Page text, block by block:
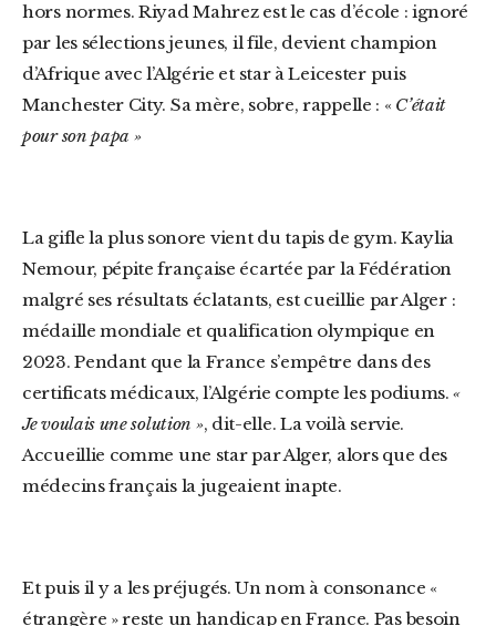
hors normes. Riyad Mahrez est le cas d’école : ignoré
par les sélections jeunes, il file, devient champion
d’Afrique avec l’Algérie et star à Leicester puis
Manchester City. Sa mère, sobre, rappelle : « C’était
pour son papa »
La gifle la plus sonore vient du tapis de gym. Kaylia
Nemour, pépite française écartée par la Fédération
malgré ses résultats éclatants, est cueillie par Alger :
médaille mondiale et qualification olympique en
2023. Pendant que la France s’empêtre dans des
certificats médicaux, l’Algérie compte les podiums.«
Je voulais une solution », dit-elle. La voilà servie.
Accueillie comme une star par Alger, alors que des
médecins français la jugeaient inapte.
Et puis il y a les préjugés. Un nom à consonance «
étrangère » reste un handicap en France. Pas besoin